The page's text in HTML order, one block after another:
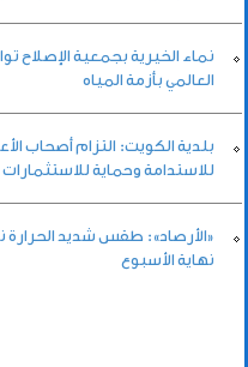
نماء الخيرية بجمعية الإصلاح
العالمي بأزمة المياه
بلدية الكويت: التزام أصحاب
للاستدامة وحماية للاستثمارات
«الأرصاد»: طقس شديد الحرارة
نهاية الأسبوع